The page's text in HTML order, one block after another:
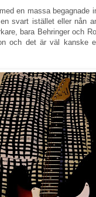
en massa begagnade
svart istället eller nån
bara Behringer och
och det är väl kanske